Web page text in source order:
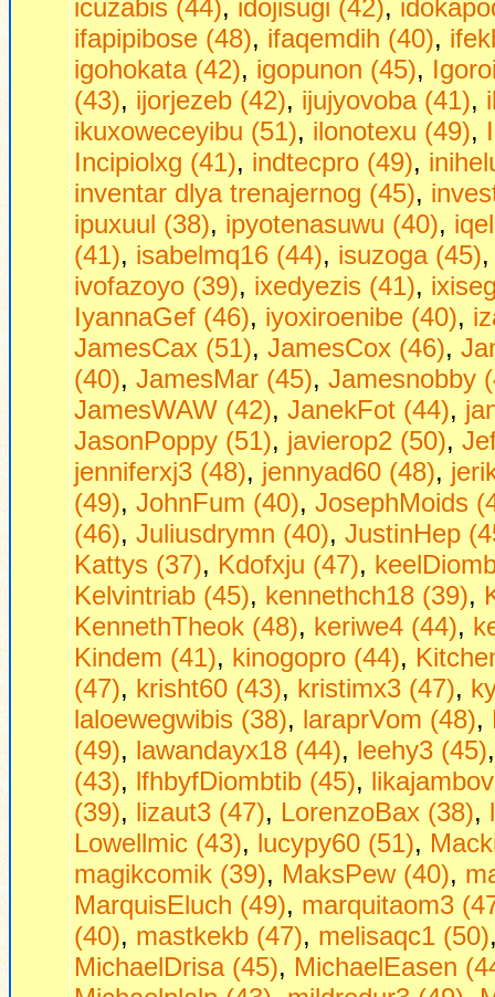
icuzabis (44), idojisugi (42),
ifapipibose (48), ifaqemdih (40),
igohokata (42), igopunon (45),
(43), ijorjezeb (42), ijujyovoba (41),
ikuxoweceyibu (51), ilonotexu (49),
Incipiolxg (41), indtecpro (49),
inventar dlya trenajernog (45),
ipuxuul (38), ipyotenasuwu (40),
(41), isabelmq16 (44), isuzoga (45)
ivofazoyo (39), ixedyezis (41),
IyannaGef (46), iyoxiroenibe (40),
JamesCax (51), JamesCox (46),
(40), JamesMar (45), Jamesnobby
JamesWAW (42), JanekFot (44),
JasonPoppy (51), javierop2 (50),
jenniferxj3 (48), jennyad60 (48),
(49), JohnFum (40), JosephMoids
(46), Juliusdrymn (40), JustinHep
Kattys (37), Kdofxju (47),
Kelvintriab (45), kennethch18 (39),
KennethTheok (48), keriwe4 (44),
Kindem (41), kinogopro (44),
(47), krisht60 (43), kristimx3 (47),
laloewegwibis (38), laraprVom (48),
(49), lawandayx18 (44), leehy3 (45)
(43), lfhbyfDiombtib (45),
(39), lizaut3 (47), LorenzoBax (38),
Lowellmic (43), lucypy60 (51),
magikcomik (39), MaksPew (40),
MarquisEluch (49), marquitaom3
(40), mastkekb (47), melisaqc1 (50)
MichaelDrisa (45), MichaelEasen